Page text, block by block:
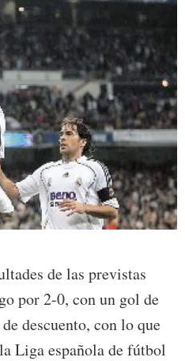
de las previstas
por 2-0, con un gol de
descuento, con lo que
Liga española de fútbol